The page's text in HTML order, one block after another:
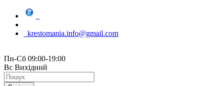
krestomania.info@gmail.com
Пн-Сб 09:00-19:00
Вс Вихідний